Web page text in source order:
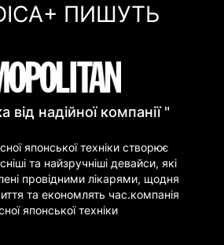
ПИШУТЬ
від надійної компанії "
японської техніки створює
та найзручніші девайси, які
провідними лікарями, щодня
та економлять час.компанія
японської техніки